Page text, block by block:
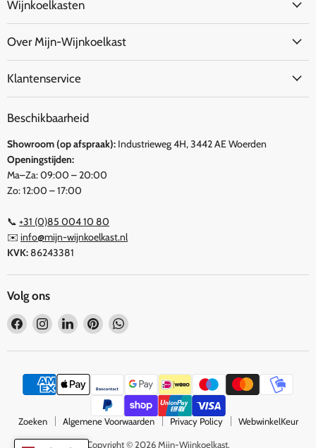
Wijnkoelkasten
Over Mijn-Wijnkoelkast
Klantenservice
Beschikbaarheid
Showroom (op afspraak): Industrieweg 4H, 3442 AE Woerden
Openingstijden:
Ma–Za: 09:00 – 20:00
Zo: 12:00 – 17:00
📞 +31 (0)85 004 10 80
✉️ info@mijn-wijnkoelkast.nl
KVK:86243381
Volg ons
Vind
ons
op
Vind
ons
op
Vind
ons
op
Vind
ons
op
Vind
op
Zoeken Algemene Voorwaarden Privacy Policy WebwinkelKeur
Copyright © 2026 Mijn-Wijnkoelkast.